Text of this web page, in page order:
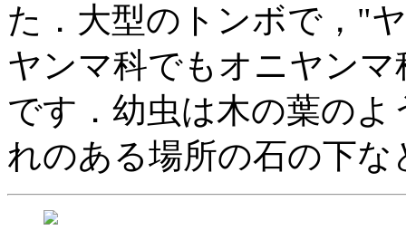
た．大型のトンボで，"
ヤンマ科でもオニヤン
です．幼虫は木の葉の
れのある場所の石の下